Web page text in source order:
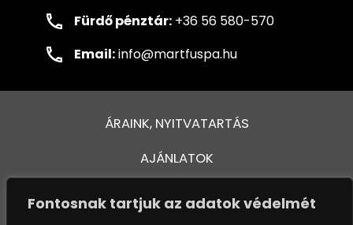
Fontosnak tartjuk az adatok védelmét
Fürdő pénztár: +36 56 580-570
Email:info@martfuspa.hu
ÁRAINK, NYITVATARTÁS
AJÁNLATOK